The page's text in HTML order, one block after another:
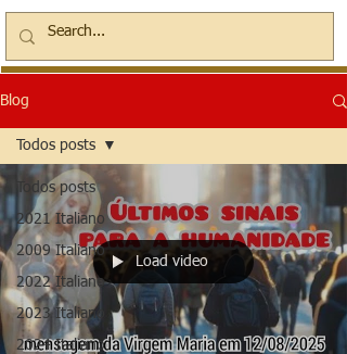
Blog
Todos posts
2021 Italiano
2009 Italiano
2022 Italiano
2023 Italiano
2024 Italiano
Todos posts
Load video